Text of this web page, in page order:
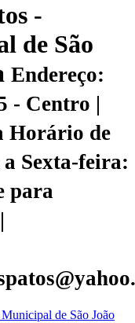
-
de São
Endereço:
- Centro |
Horário de
Sexta-feira:
para
de São João